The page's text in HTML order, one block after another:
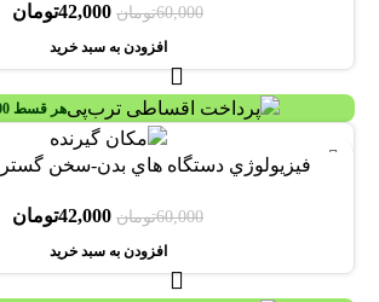
60,000تومان 42,000تومان
افزودن به سبد خرید
هر قسط
فيزيولوژي دستگاه هاي بدن-سخن
60,000تومان 42,000تومان
افزودن به سبد خرید